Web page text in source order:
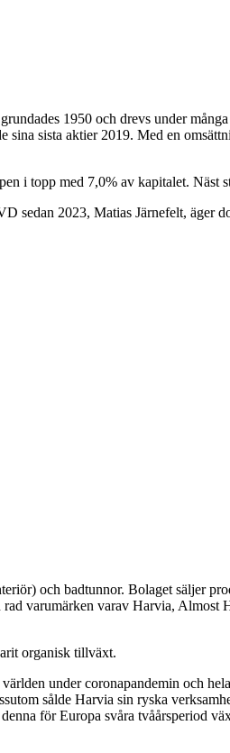
1950 och drevs under
sina sista aktier 2019. Med en
i topp med 7,0% av kapitalet. Näst
sedan 2023, Matias Järnefelt, äger
och badtunnor. Bolaget säljer
varumärken varav Harvia,
organisk tillväxt.
under coronapandemin och
sålde Harvia sin ryska
för Europa svåra